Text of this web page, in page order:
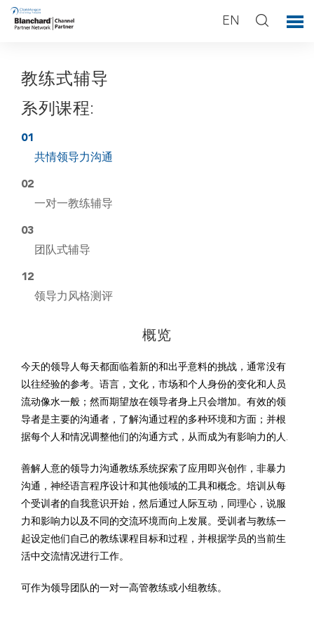
EN
教练式辅导
系列课程:
01
共情领导力沟通
02
一对一教练辅导
03
团队式辅导
12
领导力风格测评
概览
今天的领导人每天都面临着新的和出乎意料的挑战，通常没有
以往经验的参考。语言，文化，市场和个人身份的变化和人员
流动像水一般；然而期望放在领导者身上只会增加。有效的领
导者是主要的沟通者，了解沟通过程的多种环境和方面；并根
据每个人和情况调整他们的沟通方式，从而成为有影响力的人.
善解人意的领导力沟通教练系统探索了应用即兴创作，非暴力
沟通，神经语言程序设计和其他领域的工具和概念。培训从每
个受训者的自我意识开始，然后通过人际互动，同理心，说服
力和影响力以及不同的交流环境而向上发展。受训者与教练一
起设定他们自己的教练课程目标和过程，并根据学员的当前生
活中交流情况进行工作。
可作为领导团队的一对一高管教练或小组教练。